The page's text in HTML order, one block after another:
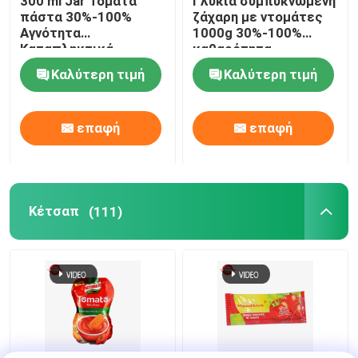
πάστα 30%-100%
Αγνότητα
Καταπληκτικά
συμπυκνωμένη
Καλύτερη τιμή
επαφή
ζάχαρη με ντομάτες
1000g 30%-100%
καθαρότητα
Καλύτερη τιμή
επαφή
Κέτσαπ (111)